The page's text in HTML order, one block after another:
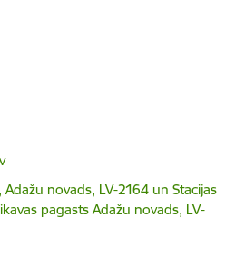
Ādažu novads, LV-2164 un Stacijas
pagasts Ādažu novads, LV-